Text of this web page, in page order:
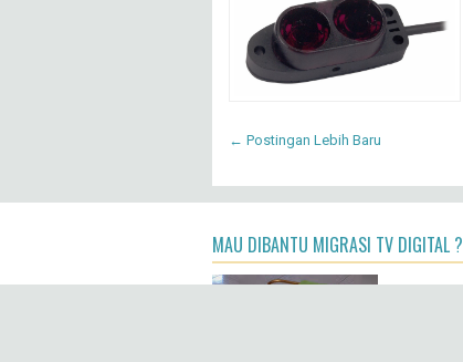
← Postingan Lebih Baru
MAU DIBANTU MIGRASI TV DIGITAL ?